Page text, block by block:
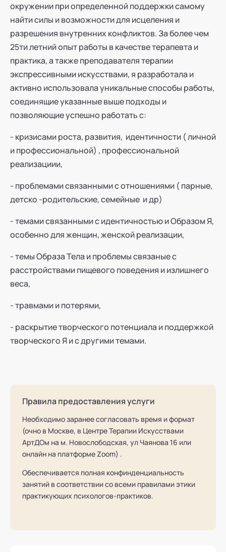
окружении при определенной поддержки самому
найти силы и возможности для исцеления и
разрешения внутренних конфликтов. За более чем
25ти летний опыт работы в качестве терапевта и
практика, а также преподавателя терапии
экспрессивными искусствами, я разработала и
активно использовала уникальные способы работы,
соединящие указанные выше подходы и
позволяющие успешно работать с:
- кризисами роста, развития, идентичности ( личной
и профессиональной) , профессиональной
реализациии,
- проблемами связанными с отношениями ( парные,
детско -родительские, семейные и др)
- темами связанными с идентичностью и Образом Я,
особенно для женщин, женской реализации,
- темы Образа Тела и проблемы связаные с
расстройствами пищевого поведения и излишнего
веса,
- травмами и потерями,
- раскрытие творческого потенциала и поддержкой
творческого Я и с другими темами.
Правила предоставления услуги
Необходимо заранее согласовать время и формат
(очно в Москве, в Центре Терапии Искусствами
АртДОм на м. Новослободская, ул Чаянова 16 или
онлайн на платформе Zoom) .
Обеспечивается полная конфинденциальность
занятий в соответствии со всеми правилами этики
практикующих психологов-практиков.